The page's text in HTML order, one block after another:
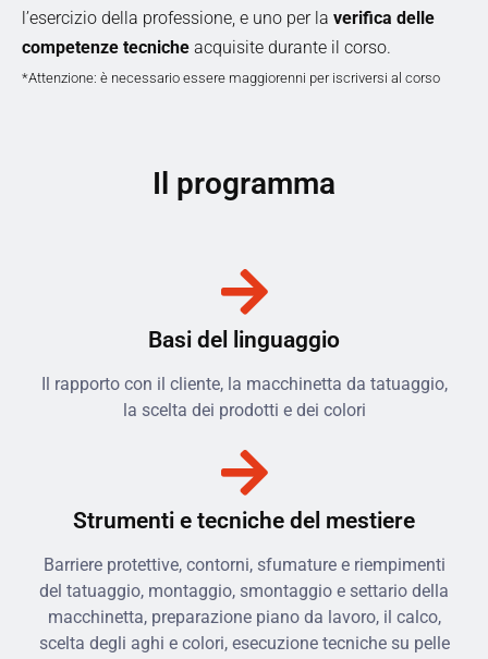
l’esercizio della professione, e uno per la verifica delle
competenze tecniche acquisite durante il corso.
*Attenzione: è necessario essere maggiorenni per iscriversi al corso
Il programma
Basi del linguaggio
Il rapporto con il cliente, la macchinetta da tatuaggio,
la scelta dei prodotti e dei colori
Strumenti e tecniche del mestiere
Barriere protettive, contorni, sfumature e riempimenti
del tatuaggio, montaggio, smontaggio e settario della
macchinetta, preparazione piano da lavoro, il calco,
scelta degli aghi e colori, esecuzione tecniche su pelle